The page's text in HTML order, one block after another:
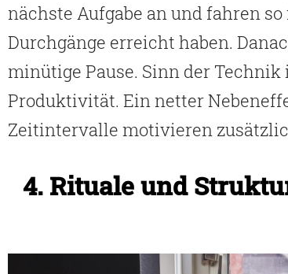
nächste Aufgabe an und fahren so
Durchgänge erreicht haben.
minütige Pause. Sinn der Technik
Produktivität. Ein netter
Zeitintervalle motivieren
4. Rituale und